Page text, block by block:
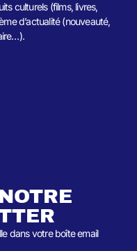
culturels (films, livres,
d’actualité (nouveauté,
dans votre boîte email